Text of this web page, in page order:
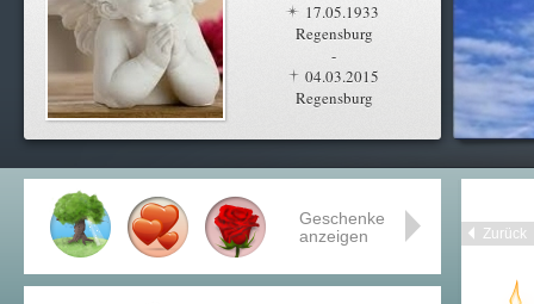
17.05.1933
Regensburg
-
04.03.2015
Regensburg
Zurück
Geschenke
anzeigen